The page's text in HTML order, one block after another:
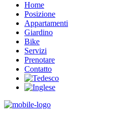
Home
Posizione
Appartamenti
Giardino
Bike
Servizi
Prenotare
Contatto